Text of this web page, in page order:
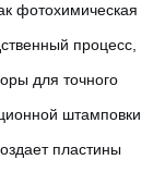
фотохимическая
процесс,
для точного
штамповки
пластины